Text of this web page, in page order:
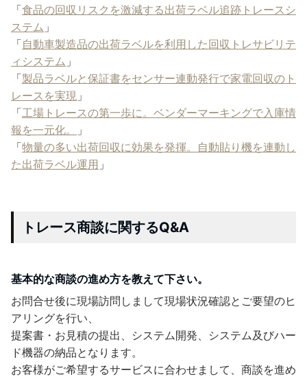
「食品の回収リスクを激減する出荷ラベル追跡トレースシ
ステム 」
「自動車製造品の出荷ラベルを利用した回収トレサビリテ
ィシステム 」
「製品ラベルと保証書をセンサー連動発行で家電回収のト
レースを実現 」
「工場トレースの第一歩に。ベンダーマーキングで入庫情
報を一元化。
」
「物量の多い出荷回収に効果を発揮。自動貼り機を連動し
た出荷ラベル運用 」
トレース商談に関するQ&A
基本的な商談の進め方を教えて下さい。
お問合せ後に現場訪問しまして現場状況確認とご要望のヒ
アリングを行い、
提案書・お見積の提出、システム開発、システム及びハー
ド機器の納品となります。
お客様がご希望するサービスに合わせまして、商談を進め